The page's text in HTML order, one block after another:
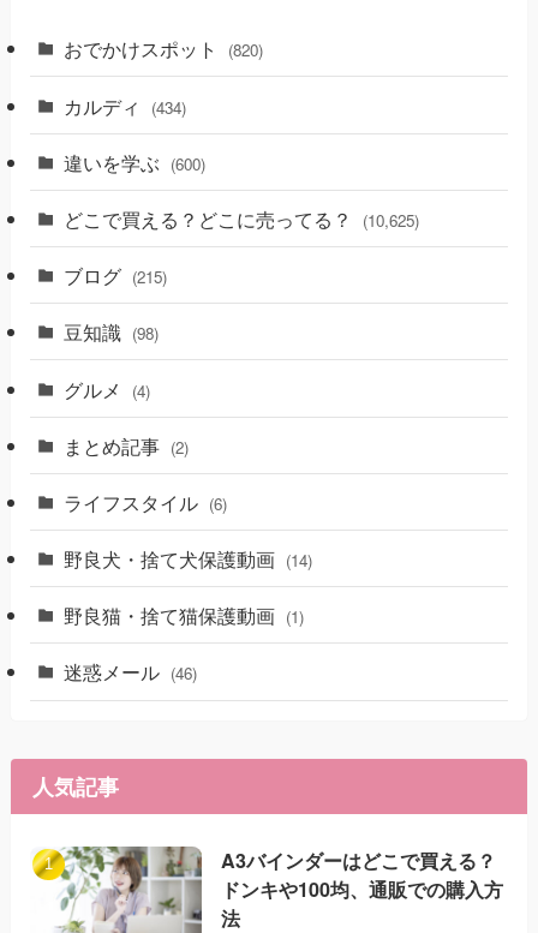
おでかけスポット (820)
カルディ (434)
違いを学ぶ (600)
どこで買える？どこに売ってる？ (10,625)
ブログ (215)
豆知識 (98)
グルメ (4)
まとめ記事 (2)
ライフスタイル (6)
野良犬・捨て犬保護動画 (14)
野良猫・捨て猫保護動画 (1)
迷惑メール (46)
人気記事
A3バインダーはどこで買える？
ドンキや100均、通販での購入方
法